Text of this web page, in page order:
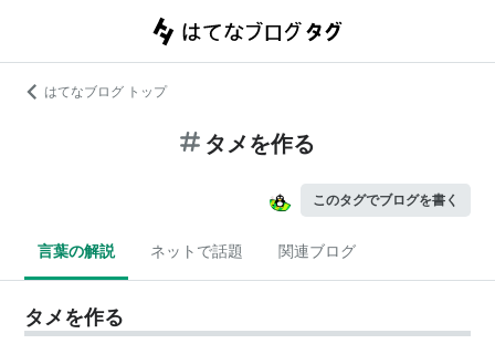
はてなブログ トップ
タメを作る
このタグでブログを書く
言葉の解説 ネットで話題 関連ブログ
タメを作る